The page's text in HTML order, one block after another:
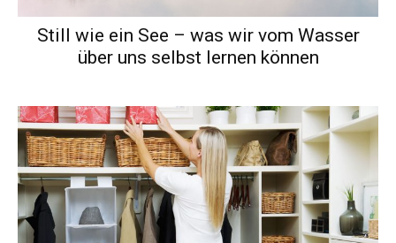
Still wie ein See – was wir vom Wasser
über uns selbst lernen können